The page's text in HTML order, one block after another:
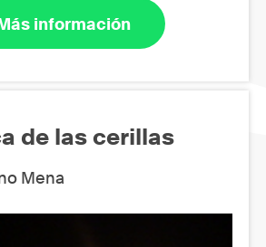
información
de las cerillas
Mena